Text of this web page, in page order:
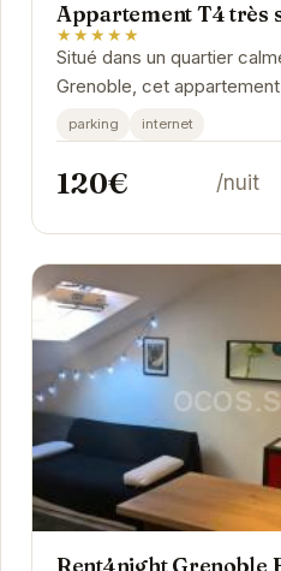
Appartement T4 très
★★★★★
Situé dans un quartier
Grenoble, cet
vie généreux et lumineux.
parking internet
120€ /nuit
Rent4night Grenoble